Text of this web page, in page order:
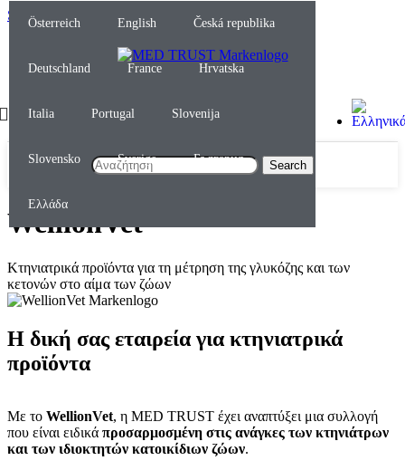
Skip to navigation Skip to main content
Österreich English Česká republika
Deutschland France Hrvatska
Italia Portugal Slovenija
Slovensko Sverige България
Ελλάδα
Search
WellionVet
Κτηνιατρικά προϊόντα για τη μέτρηση της γλυκόζης και των
κετονών στο αίμα των ζώων
Η δική σας εταιρεία για κτηνιατρικά
προϊόντα
Με το WellionVet, η MED TRUST έχει αναπτύξει μια συλλογή
που είναι ειδικά προσαρμοσμένη στις ανάγκες των κτηνιάτρων
και των ιδιοκτητών κατοικίδιων ζώων.